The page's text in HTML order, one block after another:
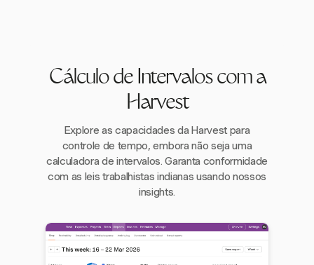
Cálculo de Intervalos com a
Harvest
Explore as capacidades da Harvest para
controle de tempo, embora não seja uma
calculadora de intervalos. Garanta conformidade
com as leis trabalhistas indianas usando nossos
insights.